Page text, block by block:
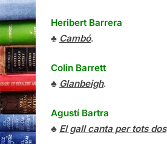
Heribert Barrera
♣ Cambó.
Colin Barrett
♣ Glanbeigh.
Agustí Bartra
♣ El gall canta per tots dos